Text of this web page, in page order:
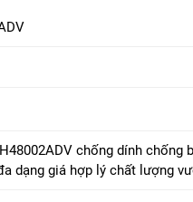
chống dính chống
dạng giá hợp lý chất lượng